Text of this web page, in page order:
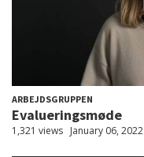
ARBEJDSGRUPPEN
Evalueringsmøde
1,321 views January 06, 2022